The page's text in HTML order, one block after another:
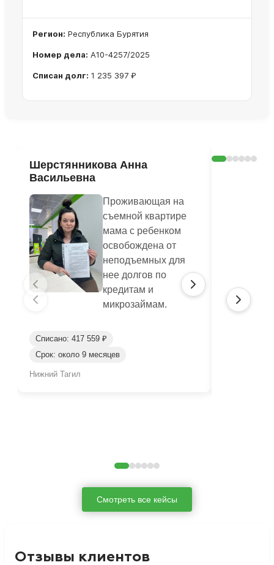
Регион: Республика Бурятия
Номер дела: А10-4257/2025
Списан долг: 1 235 397 ₽
Шерстянникова Анна
Васильевна
Проживающая на
съемной квартире
мама с ребенком
освобождена от
неподъемных для
нее долгов по
кредитам и
микрозаймам.
Списано: 417 559 ₽
Срок: около 9 месяцев
Нижний Тагил
Смотреть все кейсы
Отзывы клиентов